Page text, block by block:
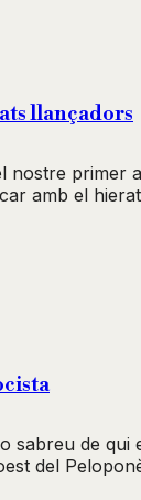
llançadors
primer
amb el
sabreu de
del